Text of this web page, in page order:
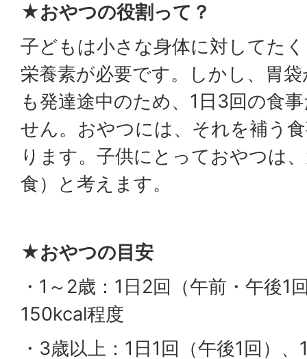
★おやつの役割って？
子どもは小さな身体に対してた
栄養素が必要です。しかし、胃
も発達途中のため、1日3回の食
せん。おやつには、それを補う
ります。子供にとっておやつは
食）と考えます。
★おやつの目安
・1～2歳：1日2回（午前・午後1
150kcal程度
・3歳以上：1日1回（午後1回）